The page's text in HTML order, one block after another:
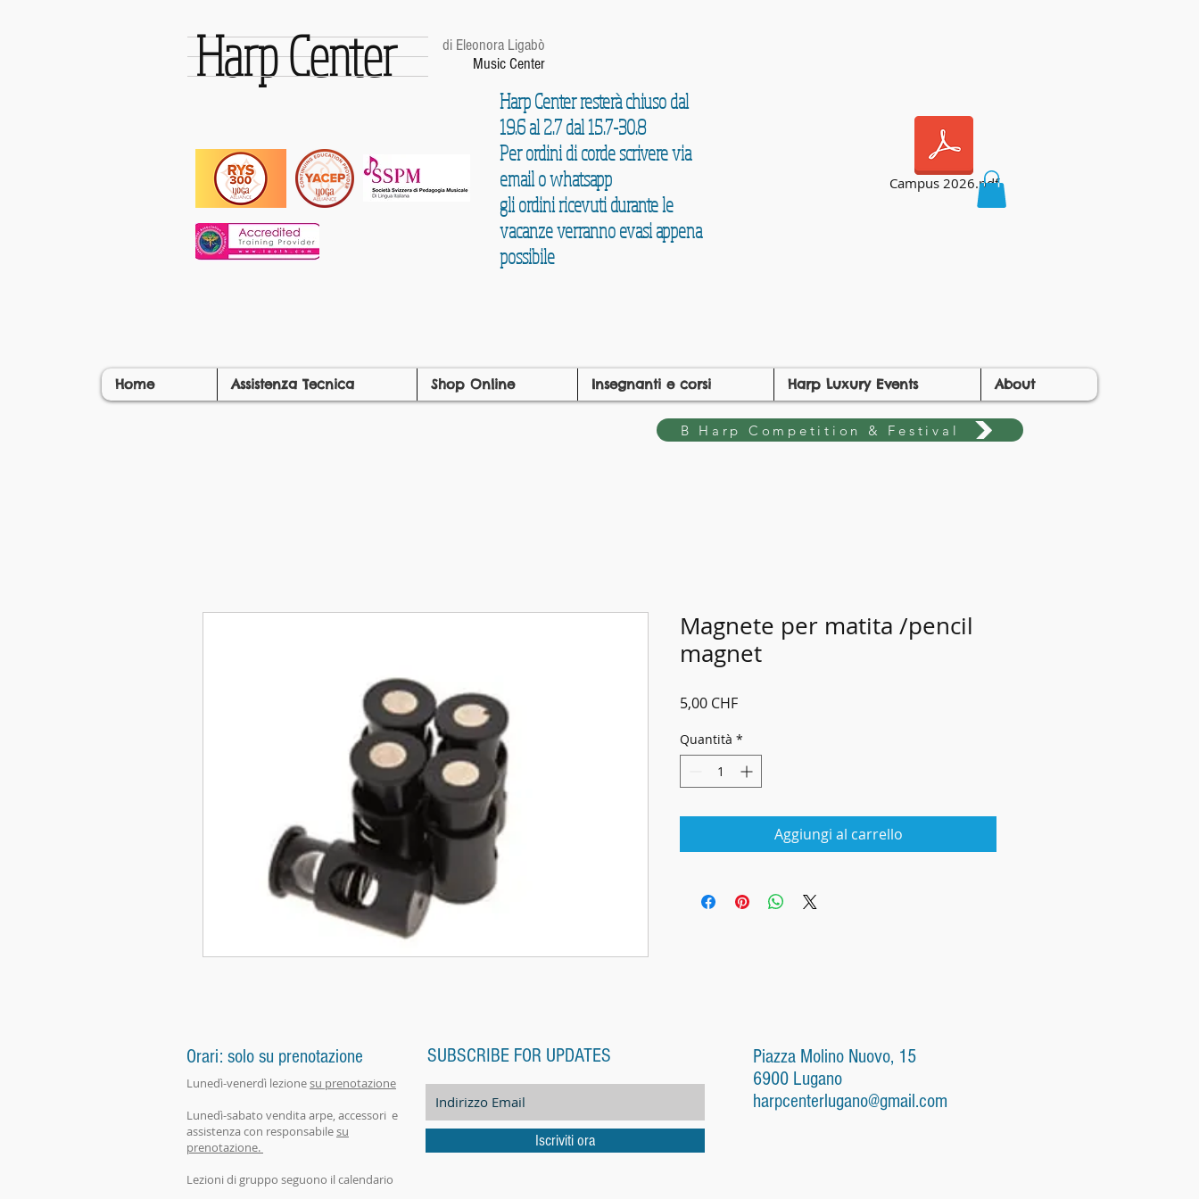
Harp Center
di Eleonora Ligabò
Music Center
Harp Center resterà chiuso dal
19.6 al 2.7 dal 15.7-30.8
Per ordini di corde scrivere via
email o whatsapp
gli ordini ricevuti durante le
vacanze verranno evasi appena
possibile
Campus 2026.pdf
Home Assistenza Tecnica Shop Online Insegnanti e corsi Harp Luxury Events About
B Harp Competition & Festival
Magnete per matita /pencil
magnet
5,00 CHFPrezzo
Quantità *
Aggiungi al carrello
Orari: solo su prenotazione
Lunedì-venerdì lezionesu prenotazione
Lunedì-sabato vendita arpe, accessori e
assistenza con responsabilesu
prenotazione.
Lezioni di gruppo seguono il calendario
SUBSCRIBE FOR UPDATES
Iscriviti ora
Piazza Molino Nuovo, 15
6900 Lugano
harpcenterlugano@gmail.com